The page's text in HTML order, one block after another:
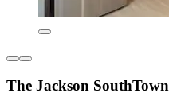
The Jackson SouthTown